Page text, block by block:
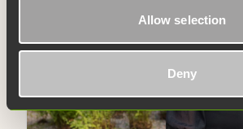
Allow selection
Deny